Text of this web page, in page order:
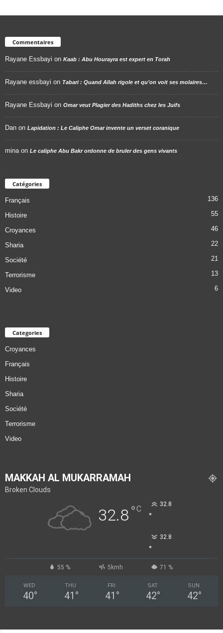
Commentaires
Rayane Essbayi on Kaab : Abu Hourayra est expert en Torah
Rayane essbayi on Tabari : Quand Allah rigole et qu’on voit ses molaires…
Rayane Essbayi on Omar veut Plagier des Hadiths chez les Juifs
Dan on Lapidation : Le Caliphe Omar invente un verset coranique
mina on Le caliphe Abu Bakr ordonne de bruler des gens vivants
Catégories
Français 136
Histoire 55
Croyances 46
Sharia 22
Société 21
Terrorisme 13
Video 6
Categories
Croyances
Français
Histoire
Sharia
Société
Terrorisme
Video
MAKKAH AL MUKARRAMAH
Broken Clouds
32.8°C 32.8
°
32.8
°
55 % 5kmh 71 %
WED
40°
THU
41 °
FRI
41 °
SAT
42°
SUN
42°